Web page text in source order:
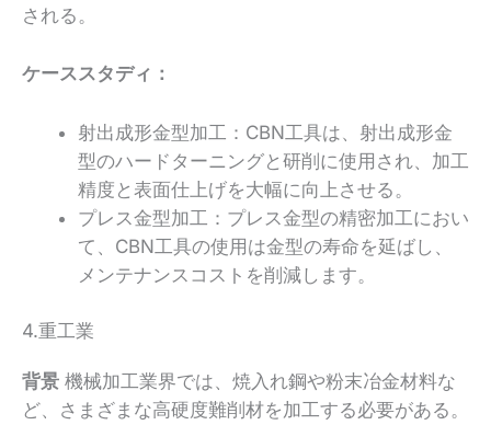
される。
ケーススタディ：
射出成形金型加工：CBN工具は、射出成形金
型のハードターニングと研削に使用され、加工
精度と表面仕上げを大幅に向上させる。
プレス金型加工：プレス金型の精密加工におい
て、CBN工具の使用は金型の寿命を延ばし、
メンテナンスコストを削減します。
4.重工業
背景 機械加工業界では、焼入れ鋼や粉末冶金材料な
ど、さまざまな高硬度難削材を加工する必要がある。